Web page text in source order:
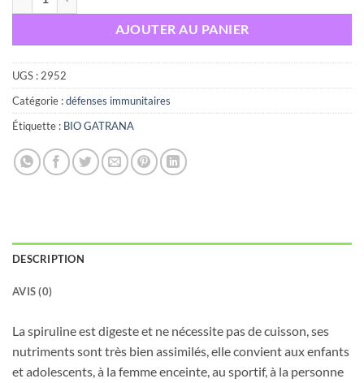
AJOUTER AU PANIER
UGS : 2952
Catégorie :défenses immunitaires
Étiquette : BIO GATRANA
DESCRIPTION
AVIS (0)
La spiruline est digeste et ne nécessite pas de cuisson, ses
nutriments sont très bien assimilés, elle convient aux enfants
et adolescents, à la femme enceinte, au sportif, à la personne